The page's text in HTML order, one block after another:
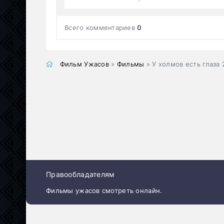
Всего комментариев0
Фильм Ужасов» Фильмы » У холмов есть глаза
Правообладателям
Фильмы ужасов смотреть онлайн.